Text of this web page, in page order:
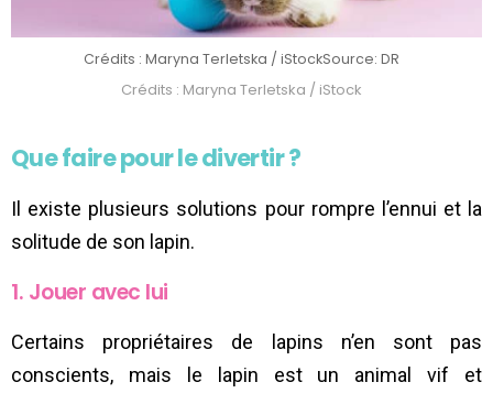
Crédits : Maryna Terletska / iStockSource: DR
Crédits : Maryna Terletska / iStock
Que faire pour le divertir ?
Il existe plusieurs solutions pour rompre l’ennui et la
solitude de son lapin.
1. Jouer avec lui
Certains propriétaires de lapins n’en sont pas
conscients, mais le lapin est un animal vif et